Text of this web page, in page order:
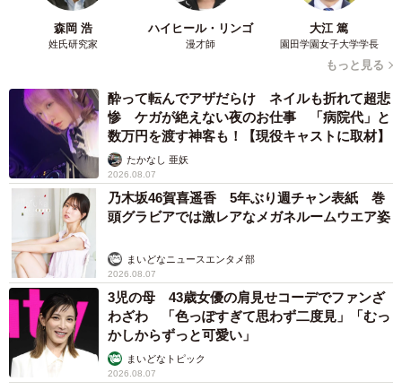
扱いが難しかったため、思い切ってスキンヘッドに。
「剃ったら、すぐに気に入りました。髪型をイジられても
開き直れるようになって、引け目がなくなった感じです
ね。ちなみに日焼けは、ボディメイクのシーズンオフの10
月〜3月は結構白いです（笑）」
会社では、その変化ぶりから“整形疑惑”まで出たといいま
「冗談半分ですけど、『整形した？』と言われました
（笑）。あと、自分の影響で運動やダイエットを始めた人
もいました。営業職なので人に覚えられやすいメリットも
できましたが、残念ながら成績は変わりません…（笑）」
森岡 浩
姓氏研究家
ハイヒール・リンゴ
漫才師
大江 篤
園田学園女子大学学長
もっと見る
酔って転んでアザだらけ ネイルも折れて超悲
惨 ケガが絶えない夜のお仕事 「病院代」と
数万円を渡す神客も！【現役キャストに取材】
たかなし 亜妖
2026.08.07
乃木坂46賀喜遥香 5年ぶり週チャン表紙 巻
頭グラビアでは激レアなメガネルームウエア姿
まいどなニュースエンタメ部
2026.08.07
3児の母 43歳女優の肩見せコーデでファンざ
わざわ 「色っぽすぎて思わず二度見」「むっ
かしからずっと可愛い」
まいどなトピック
2026.08.07